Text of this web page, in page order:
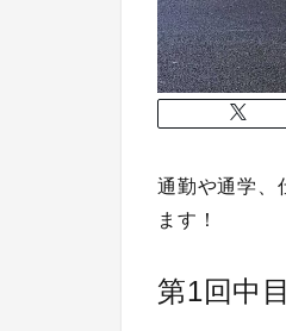
通勤や通学、
ます！
第1回中